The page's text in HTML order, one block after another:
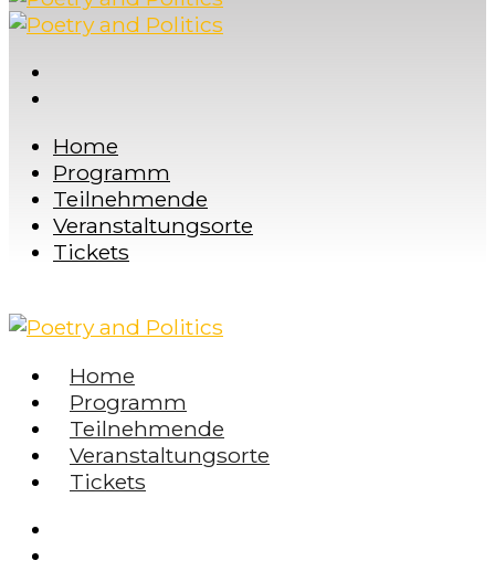
Home
Programm
Teilnehmende
Veranstaltungsorte
Tickets
Home
Programm
Teilnehmende
Veranstaltungsorte
Tickets